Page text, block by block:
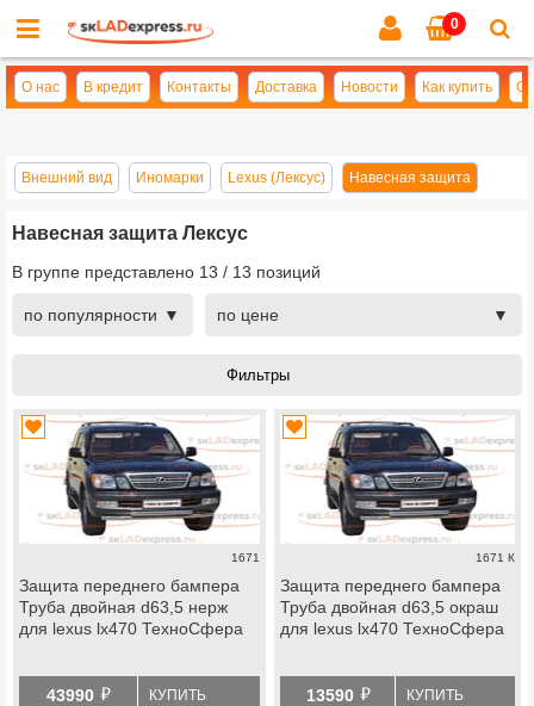
0
О нас В кредит Контакты Доставка Новости Как купить
Внешний вид Иномарки Lexus (Лексус) Навесная защита
Навесная защита Лексус
В группе представлено 13 / 13 позиций
по популярности по цене
1671
Защита переднего бампера
Труба двойная d63,5 нерж
для lexus lx470 ТехноСфера
43990 й КУПИТЬ
1671 К
Защита переднего бампера
Труба двойная d63,5 окраш
для lexus lx470 ТехноСфера
13590 й КУПИТЬ